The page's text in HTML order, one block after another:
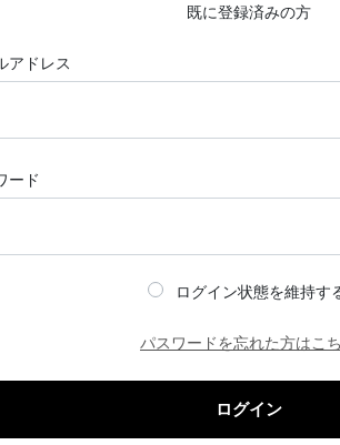
既に登録済みの方
アドレス
ード
ログイン状態を維持す
パスワードを忘れた方はこ
ログイン